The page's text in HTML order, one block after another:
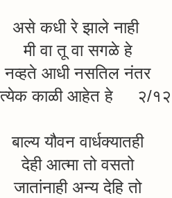
असे कधी रे झाले नाही
मी वा तू वा सगळे हे
नव्हते आधी नसतिल नंतर
काळी आहेत हे २/१२
बाल्य यौवन वार्धक्यातही
देही आत्मा तो वसतो
जातांनाही अन्य देहि तो